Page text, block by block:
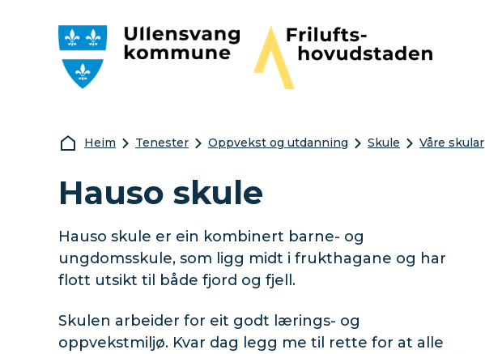
Du er her:
Heim Tenester Oppvekst og utdanning Skule Våre skular
Hauso skule
Hauso skule er ein kombinert barne- og
ungdomsskule, som ligg midt i frukthagane og har
flott utsikt til både fjord og fjell.
Skulen arbeider for eit godt lærings- og
oppvekstmiljø. Kvar dag legg me til rette for at alle